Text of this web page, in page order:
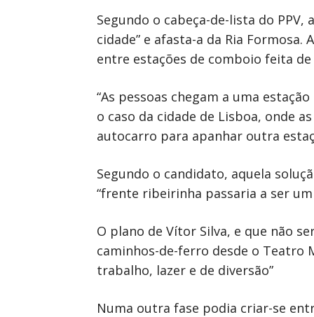
Segundo o cabeça-de-lista do
cidade” e afasta-a da Ria
entre estações de comboio feita
“As pessoas chegam a uma
o caso da cidade de Lisboa, onde
autocarro para apanhar outra
Segundo o candidato, aquela
“frente ribeirinha passaria a ser
O plano de Vítor Silva, e que não
caminhos-de-ferro desde o Teatro
trabalho, lazer e de diversão”
Numa outra fase podia criar-se